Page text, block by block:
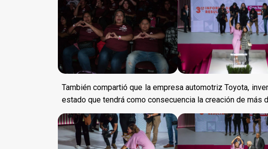
También compartió que la empresa automotriz Toyota,
estado que tendrá como consecuencia la creación de más